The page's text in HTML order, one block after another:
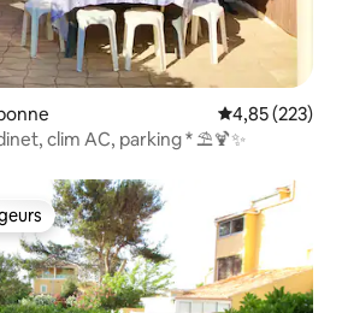
Évaluation
4,85 (223)
clim AC, parking * ⛱🍹✨